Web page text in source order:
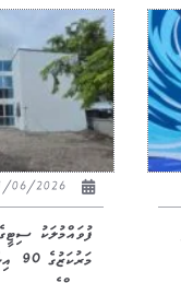
ފުވައްމުލަކު